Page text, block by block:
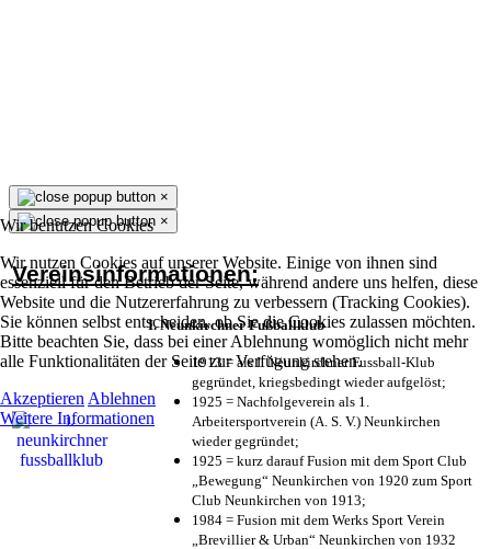
Wir benutzen Cookies
Wir nutzen Cookies auf unserer Website. Einige von ihnen sind
essenziell für den Betrieb der Seite, während andere uns helfen, diese
Website und die Nutzererfahrung zu verbessern (Tracking Cookies).
Sie können selbst entscheiden, ob Sie die Cookies zulassen möchten.
Bitte beachten Sie, dass bei einer Ablehnung womöglich nicht mehr
alle Funktionalitäten der Seite zur Verfügung stehen.
Akzeptieren Ablehnen
Weitere Informationen
×
×
Vereinsinformationen:
I. Neunkirchner Fußballklub
1913 = als I. Neunkirchner Fussball-Klub
gegründet, kriegsbedingt wieder aufgelöst;
1925 = Nachfolgeverein als 1.
Arbeitersportverein (A. S. V.) Neunkirchen
wieder gegründet;
1925 = kurz darauf Fusion mit dem Sport Club
„Bewegung“ Neunkirchen von 1920 zum Sport
Club Neunkirchen von 1913;
1984 = Fusion mit dem Werks Sport Verein
„Brevillier & Urban“ Neunkirchen von 1932